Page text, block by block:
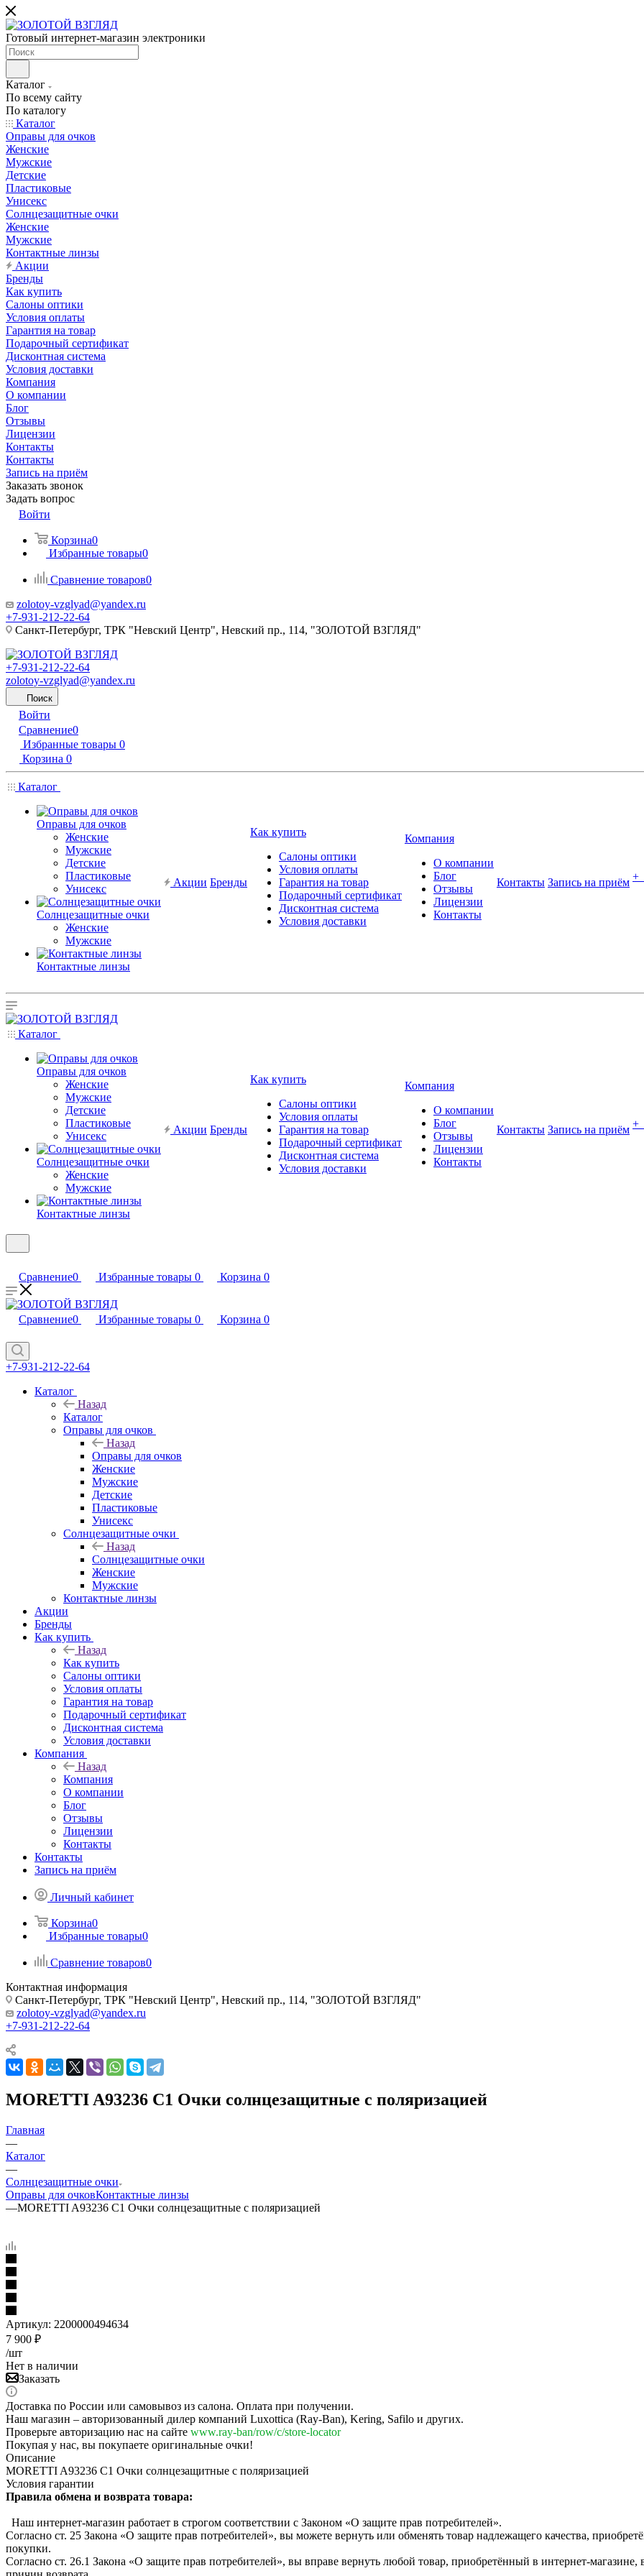
Готовый интернет-магазин электроники
Каталог
По всему сайту
По каталогу
Каталог
Оправы для очков
Женские
Мужские
Детские
Пластиковые
Унисекс
Солнцезащитные очки
Женские
Мужские
Контактные линзы
Акции
Бренды
Как купить
Салоны оптики
Условия оплаты
Гарантия на товар
Подарочный сертификат
Дисконтная система
Условия доставки
Компания
О компании
Блог
Отзывы
Лицензии
Контакты
Контакты
Запись на приём
Заказать звонок
Задать вопрос
Войти
Корзина0
Избранные товары0
Сравнение товаров0
zolotoy-vzglyad@yandex.ru
+7-931-212-22-64
Санкт-Петербург, ТРК "Невский Центр", Невский пр., 114, "ЗОЛОТОЙ ВЗГЛЯД"
+7-931-212-22-64
zolotoy-vzglyad@yandex.ru
Поиск
Войти
Сравнение0
Избранные товары 0
Корзина 0
Каталог
Оправы для очков
Женские
Мужские
Детские
Пластиковые
Унисекс
Солнцезащитные очки
Женские
Мужские
Контактные линзы
Акции Бренды
Как купить
Салоны оптики
Условия оплаты
Гарантия на товар
Подарочный сертификат
Дисконтная система
Условия доставки
Компания
О компании
Блог
Отзывы
Лицензии
Контакты
Контакты Запись на приём +
Каталог
Оправы для очков
Женские
Мужские
Детские
Пластиковые
Унисекс
Солнцезащитные очки
Женские
Мужские
Контактные линзы
Акции Бренды
Как купить
Салоны оптики
Условия оплаты
Гарантия на товар
Подарочный сертификат
Дисконтная система
Условия доставки
Компания
О компании
Блог
Отзывы
Лицензии
Контакты
Контакты Запись на приём +
Сравнение0 Избранные товары 0 Корзина 0
Сравнение0 Избранные товары 0 Корзина 0
+7-931-212-22-64
Каталог
Назад
Каталог
Оправы для очков
Назад
Оправы для очков
Женские
Мужские
Детские
Пластиковые
Унисекс
Солнцезащитные очки
Назад
Солнцезащитные очки
Женские
Мужские
Контактные линзы
Акции
Бренды
Как купить
Назад
Как купить
Салоны оптики
Условия оплаты
Гарантия на товар
Подарочный сертификат
Дисконтная система
Условия доставки
Компания
Назад
Компания
О компании
Блог
Отзывы
Лицензии
Контакты
Контакты
Запись на приём
Личный кабинет
Корзина0
Избранные товары0
Сравнение товаров0
Контактная информация
Санкт-Петербург, ТРК "Невский Центр", Невский пр., 114, "ЗОЛОТОЙ ВЗГЛЯД"
zolotoy-vzglyad@yandex.ru
+7-931-212-22-64
MORETTI A93236 C1 Очки солнцезащитные с поляризацией
Главная
—
Каталог
—
Солнцезащитные очки
Оправы для очковКонтактные линзы
—MORETTI A93236 C1 Очки солнцезащитные с поляризацией
Артикул: 2200000494634
7 900 ₽
/шт
Нет в наличии
Заказать
Доставка по России или самовывоз из салона. Оплата при получении.
Наш магазин – авторизованный дилер компаний Luxottica (Ray-Ban), Kering, Safilo и других.
Проверьте авторизацию нас на сайте www.ray-ban/row/c/store-locator
Покупая у нас, вы покупаете оригинальные очки!
Описание
MORETTI A93236 C1 Очки солнцезащитные с поляризацией
Условия гарантии
Правила обмена и возврата товара:
Наш интернет-магазин работает в строгом соответствии с Законом «О защите прав потребителей».
Согласно ст. 25 Закона «О защите прав потребителей», вы можете вернуть или обменять товар надлежащего качества,
покупки.
Согласно ст. 26.1 Закона «О защите прав потребителей», вы вправе вернуть любой товар, приобретённый в интернет-магазине,